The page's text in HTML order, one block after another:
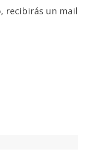
recibirás un mail